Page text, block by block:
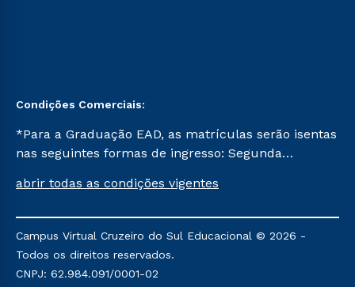
Condições Comerciais:
*Para a Graduação EAD, as matrículas serão isentas
nas seguintes formas de ingresso: Segunda
Já para as demais, a taxa de matrícula será de R$
mencionadas são referentes aos cursos: Ensino
Religioso, Geografia para a Docência e Metodologia
do Ensino de História: Questões Atuais.
abrir todas as condições vigentes
Campus Virtual Cruzeiro do Sul Educacional © 2026 -
Todos os direitos reservados.
CNPJ: 62.984.091/0001-02